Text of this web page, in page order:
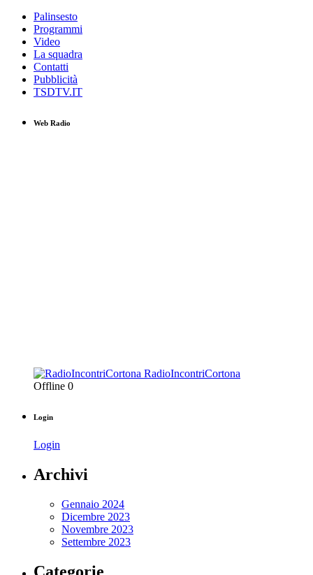
Palinsesto
Programmi
Video
La squadra
Contatti
Pubblicità
TSDTV.IT
Web Radio
RadioIncontriCortona
Offline 0
Login
Login
Archivi
Gennaio 2024
Dicembre 2023
Novembre 2023
Settembre 2023